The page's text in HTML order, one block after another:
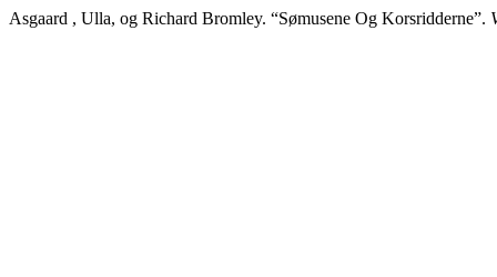
Asgaard , Ulla, og Richard Bromley. “Sømusene Og Korsridderne”.